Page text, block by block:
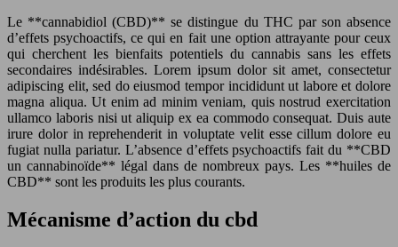
Le **cannabidiol (CBD)** se distingue du THC par son absence
d’effets psychoactifs, ce qui en fait une option attrayante pour ceux
qui cherchent les bienfaits potentiels du cannabis sans les effets
secondaires indésirables. Lorem ipsum dolor sit amet, consectetur
adipiscing elit, sed do eiusmod tempor incididunt ut labore et dolore
magna aliqua. Ut enim ad minim veniam, quis nostrud exercitation
ullamco laboris nisi ut aliquip ex ea commodo consequat. Duis aute
irure dolor in reprehenderit in voluptate velit esse cillum dolore eu
fugiat nulla pariatur. L’absence d’effets psychoactifs fait du **CBD
un cannabinoïde** légal dans de nombreux pays. Les **huiles de
CBD** sont les produits les plus courants.
Mécanisme d’action du cbd